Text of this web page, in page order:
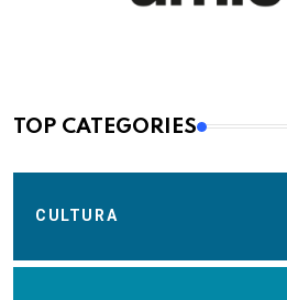
TOP CATEGORIES
CULTURA